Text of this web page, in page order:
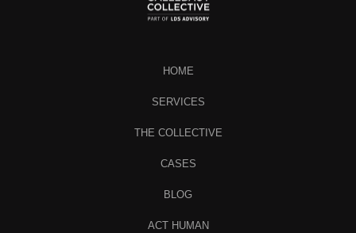
HOME
SERVICES
THE COLLECTIVE
CASES
BLOG
ACT HUMAN